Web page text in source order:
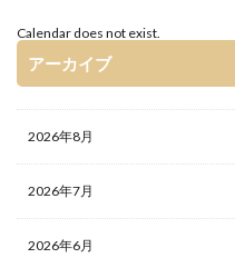
Calendar does not exist.
アーカイブ
2026年8月
2026年7月
2026年6月